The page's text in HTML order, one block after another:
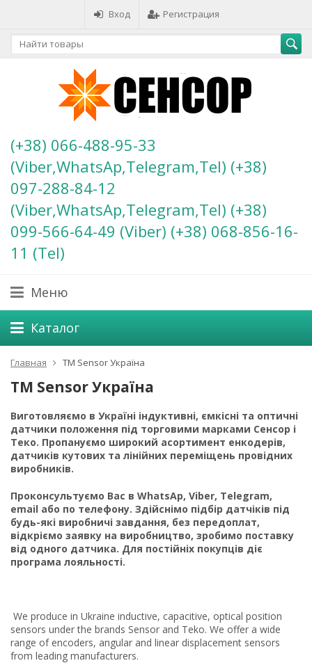
Вход Регистрация
(+38) 066-488-95-33
(Viber,WhatsAp,Telegram,Tel) (+38)
097-288-84-12
(Viber,WhatsAp,Telegram,Tel) (+38)
099-566-64-49 (Viber) (+38) 068-856-16-
11 (Теl)
Меню
Каталог
Главная ТМ Sensor Україна
ТМ Sensor Україна
Виготовляємо в Україні індуктивні, ємкісні та оптичні
датчики положення під торговими марками Сенсор і
Теко. Пропануємо широкий асортимент енкодерів,
датчиків кутових та лінійних переміщень провідних
виробників.
Проконсультуємо Вас в WhatsAp, Viber, Telegram,
email або по телефону. Здійснімо підбір датчіків під
будь-які виробничі завдання, без передоплат,
відкріємо заявку на виробництво, зробимо поставку
від одного датчика. Для постійніх покупців діє
програма лояльності.
We produce in Ukraine inductive, capacitive, optical position
sensors under the brands Sensor and Teko. We offer a wide
range of encoders, angular and linear displacement sensors
from leading manufacturers.